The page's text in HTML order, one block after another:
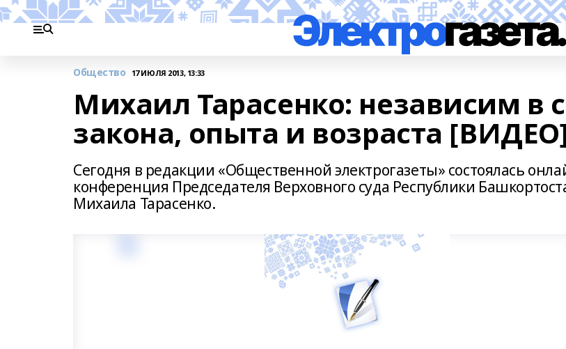
Общество 17 ИЮЛЯ 2013, 13:33
Михаил Тарасенко: независим в
закона, опыта и возраста [ВИДЕО]
Сегодня в редакции «Общественной электрогазеты» состоялась
конференция Председателя Верховного суда Республики
Михаила Тарасенко.